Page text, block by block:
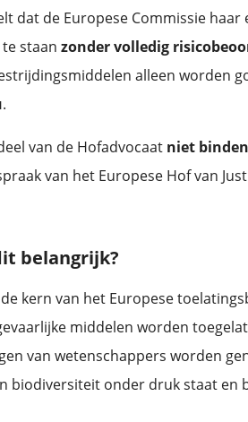
dat de Europese Commissie
staan zonder volledig
alleen worden
.
van de Hofadvocaat niet
van het Europese Hof van
belangrijk?
de kern van het Europese
middelen worden
van wetenschappers worden
biodiversiteit onder druk staat en